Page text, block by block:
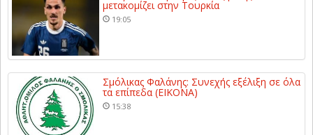
μετακομίζει στην Τουρκία
19:05
Σμόλικας Φαλάνης: Συνεχής εξέλιξη σε όλα
τα επίπεδα (ΕΙΚΟΝΑ)
15:38